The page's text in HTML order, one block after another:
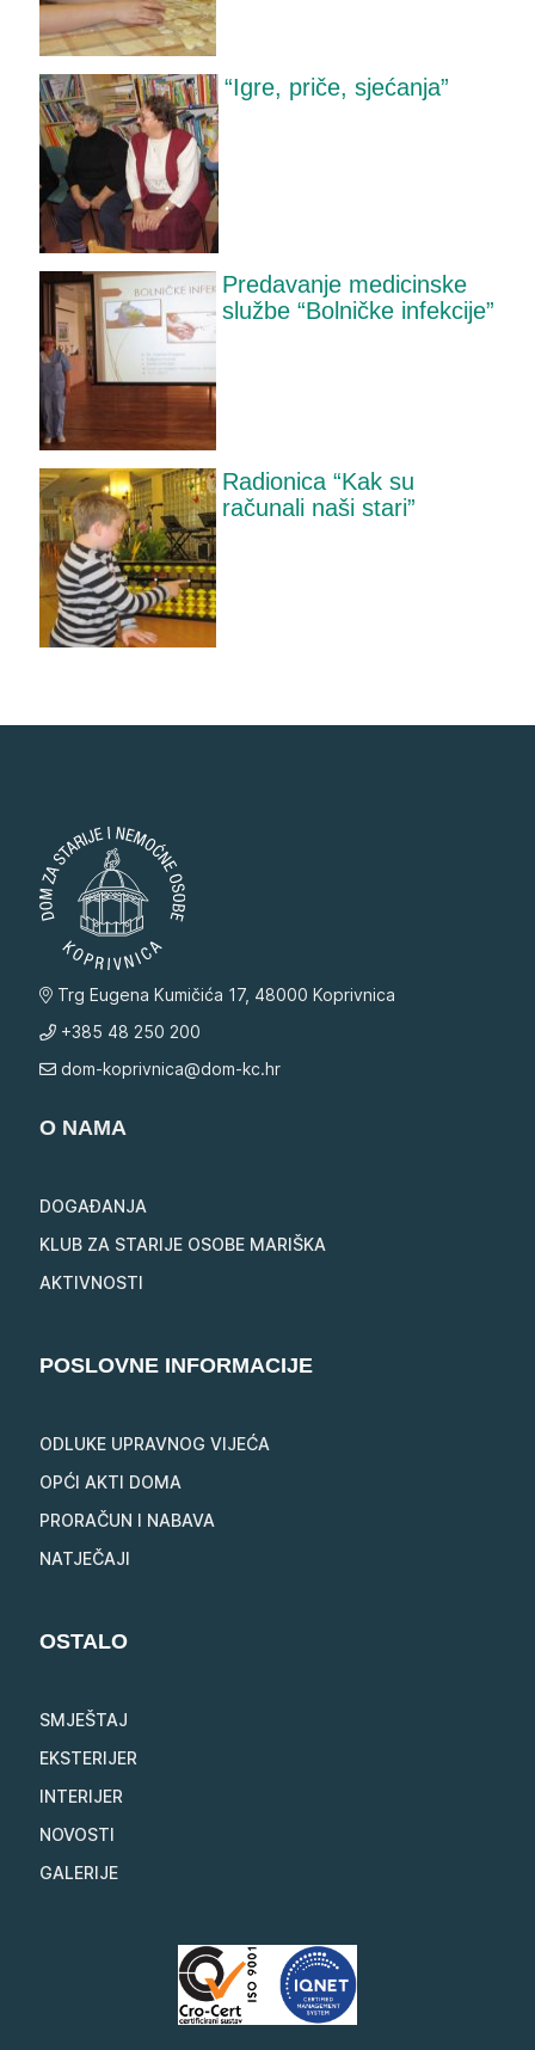
“Igre, priče, sjećanja”
Predavanje medicinske
službe “Bolničke infekcije”
Radionica “Kak su
računali naši stari”
Trg Eugena Kumičića 17, 48000 Koprivnica
+385 48 250 200
dom-koprivnica@dom-kc.hr
O NAMA
DOGAĐANJA
KLUB ZA STARIJE OSOBE MARIŠKA
AKTIVNOSTI
POSLOVNE INFORMACIJE
ODLUKE UPRAVNOG VIJEĆA
OPĆI AKTI DOMA
PRORAČUN I NABAVA
NATJEČAJI
OSTALO
SMJEŠTAJ
EKSTERIJER
INTERIJER
NOVOSTI
GALERIJE